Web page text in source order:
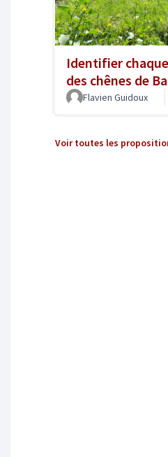
Identifier
des chênes de
Flavien Guidoux
Voir toutes les